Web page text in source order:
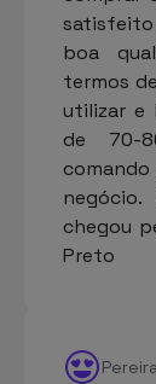
satisfeito
boa
termos
utilizar e
de 70-
chegou
Preto